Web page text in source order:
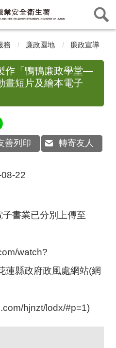
務 廉政園地 廉政宣導
作「鴨鴨廉政學堂—
畫短片及繪本電子
善列印 轉寄友人
22
子書業已分別 上傳至
om/watch?
蓮縣政府政風處網站(網
.com/hjnzt/lodx/#p=1)